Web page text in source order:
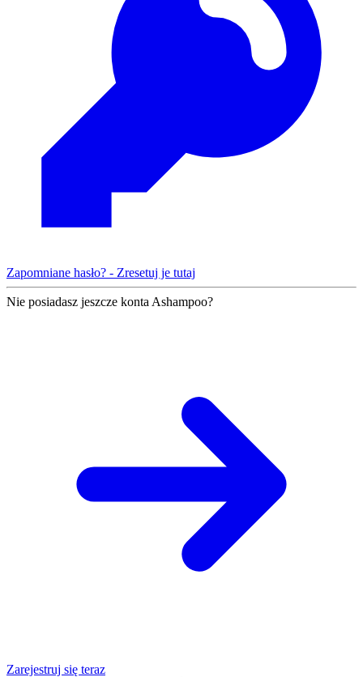
Zapomniane hasło? - Zresetuj je tutaj
Nie posiadasz jeszcze konta Ashampoo?
Zarejestruj się teraz